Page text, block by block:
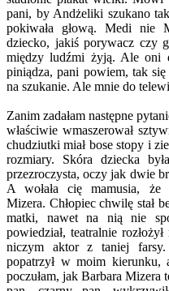
pani, by Andżeliki szukano
pokiwała głową. Medi nie
dziecko, jakiś porywacz czy
między ludźmi żyją. Ale oni
piniądza, pani powiem, tak
na szukanie. Ale mnie do
Zanim zadałam następne
właściwie wmaszerował
chudziutki miał bose stopy i
rozmiary. Skóra dziecka
przezroczysta, oczy jak dwie
A wołała cię mamusia, że
Mizera. Chłopiec chwilę stał
matki, nawet na nią nie
powiedział, teatralnie
niczym aktor z taniej farsy.
popatrzył w moim
poczułam, jak Barbara Mizera